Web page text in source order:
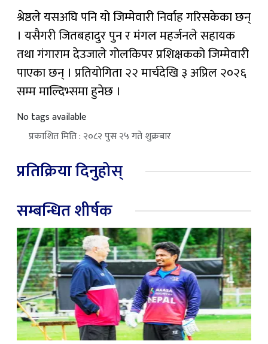
श्रेष्ठले यसअघि पनि यो जिम्मेवारी निर्वाह गरिसकेका छन्
। यसैगरी जितबहादुर पुन र मंगल महर्जनले सहायक
तथा गंगाराम देउजाले गोलकिपर प्रशिक्षकको जिम्मेवारी
पाएका छन् । प्रतियोगिता २२ मार्चदेखि ३ अप्रिल २०२६
सम्म माल्दिभ्समा हुनेछ ।
No tags available
प्रकाशित मिति : २०८२ पुस २५ गते शुक्रबार
प्रतिक्रिया दिनुहोस्
सम्बन्धित शीर्षक